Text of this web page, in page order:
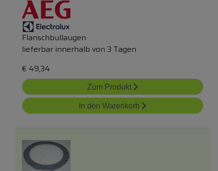
Flanschbullaugen
lieferbar innerhalb von 3 Tagen
€ 49,34
Zum Produkt
In den Warenkorb